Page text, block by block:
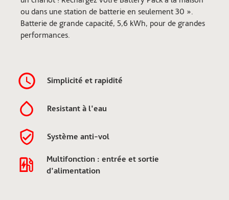
ou dans une station de batterie en seulement 30 ».
Batterie de grande capacité, 5,6 kWh, pour de grandes
performances.
Simplicité et rapidité
Resistant à l'eau
Système anti-vol
Multifonction : entrée et sortie
d'alimentation